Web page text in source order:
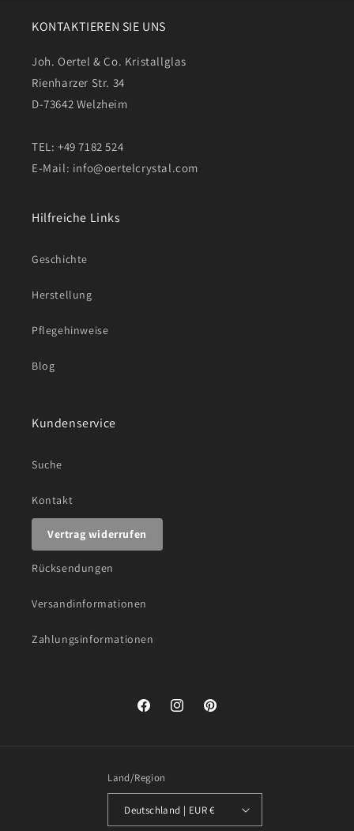
KONTAKTIEREN SIE UNS
Joh. Oertel & Co. Kristallglas
Rienharzer Str. 34
D-73642 Welzheim
TEL: +49 7182 524
E-Mail: info@oertelcrystal.com
Hilfreiche Links
Geschichte
Herstellung
Pflegehinweise
Blog
Kundenservice
Suche
Kontakt
Vertrag widerrufen
Rücksendungen
Versandinformationen
Zahlungsinformationen
FacebookInstagramPinterest
Land/Region
Deutschland | EUR €